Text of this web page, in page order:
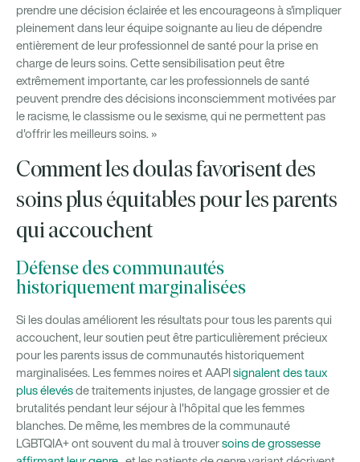
prendre une décision éclairée et les encourageons à s'impliquer
pleinement dans leur équipe soignante au lieu de dépendre
entièrement de leur professionnel de santé pour la prise en
charge de leurs soins. Cette sensibilisation peut être
extrêmement importante, car les professionnels de santé
peuvent prendre des décisions inconsciemment motivées par
le racisme, le classisme ou le sexisme, qui ne permettent pas
d'offrir les meilleurs soins. »
Comment les doulas favorisent des
soins plus équitables pour les parents
qui accouchent
Défense des communautés
historiquement marginalisées
Si les doulas améliorent les résultats pour tous les parents qui
accouchent, leur soutien peut être particulièrement précieux
pour les parents issus de communautés historiquement
marginalisées. Les femmes noires et AAPI signalent des taux
plus élevésde traitements injustes, de langage grossier et de
brutalités pendant leur séjour à l'hôpital que les femmes
blanches. De même, les membres de la communauté
LGBTQIA+ ont souvent du mal à trouversoins de grossesse